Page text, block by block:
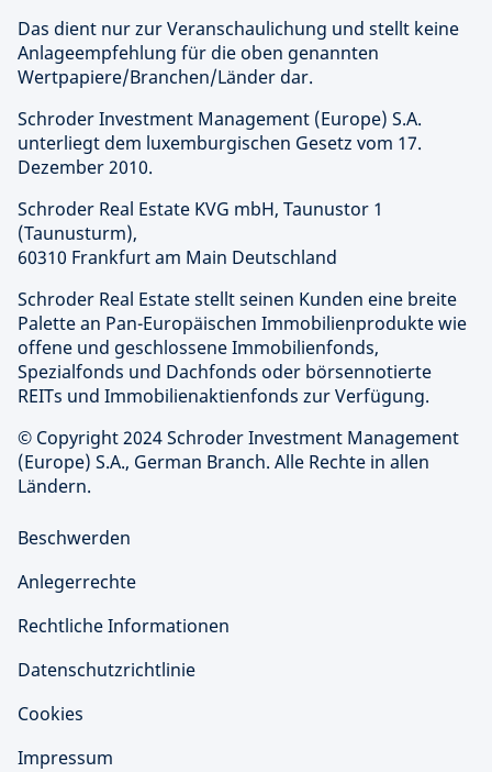
Das dient nur zur Veranschaulichung und stellt keine
Anlageempfehlung für die oben genannten
Wertpapiere/Branchen/Länder dar.
Schroder Investment Management (Europe) S.A.
unterliegt dem luxemburgischen Gesetz vom 17.
Dezember 2010.
Schroder Real Estate KVG mbH, Taunustor 1
(Taunusturm),
60310 Frankfurt am Main Deutschland
Schroder Real Estate stellt seinen Kunden eine breite
Palette an Pan-Europäischen Immobilienprodukte wie
offene und geschlossene Immobilienfonds,
Spezialfonds und Dachfonds oder börsennotierte
REITs und Immobilienaktienfonds zur Verfügung.
© Copyright 2024 Schroder Investment Management
(Europe) S.A., German Branch. Alle Rechte in allen
Ländern.
Beschwerden
Anlegerrechte
Rechtliche Informationen
Datenschutzrichtlinie
Cookies
Impressum